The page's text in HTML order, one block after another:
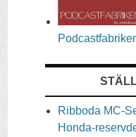
Ribboda MC-
Honda-